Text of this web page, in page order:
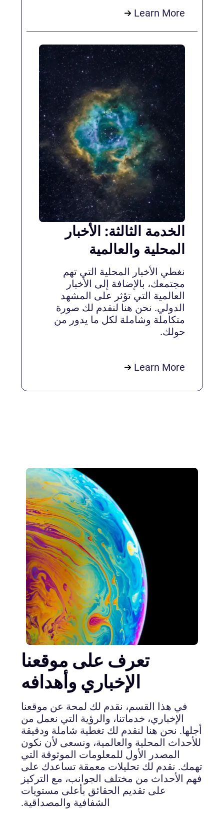
Learn More
الخدمة الثالثة: الأخبار
المحلية والعالمية
نغطي الأخبار المحلية التي تهم
مجتمعك، بالإضافة إلى الأخبار
العالمية التي تؤثر على المشهد
الدولي. نحن هنا لنقدم لك صورة
متكاملة وشاملة لكل ما يدور من
حولك.
Learn More
تعرف على موقعنا
الإخباري وأهدافه
في هذا القسم، نقدم لك لمحة عن موقعنا
الإخباري، خدماتنا، والرؤية التي نعمل من
أجلها. نحن هنا لنقدم لك تغطية شاملة ودقيقة
للأحداث المحلية والعالمية، ونسعى لأن نكون
المصدر الأول للمعلومات الموثوقة التي
تهمك. نقدم لك تحليلات معمقة تساعدك على
فهم الأحداث من مختلف الجوانب، مع التركيز
على تقديم الحقائق بأعلى مستويات
الشفافية والمصداقية.